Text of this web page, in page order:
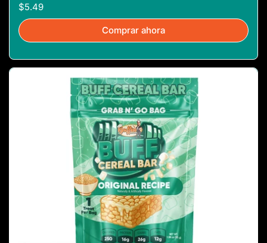
$5.49
Comprar ahora